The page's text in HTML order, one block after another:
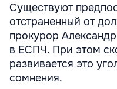
Существуют
отстраненный от
прокурор
в ЕСПЧ. При этом
развивается это
сомнения.